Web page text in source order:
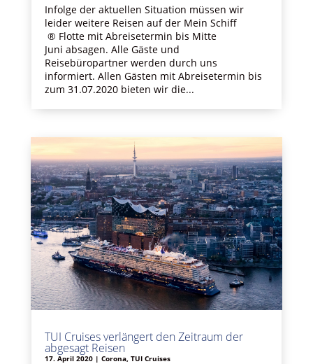
Infolge der aktuellen Situation müssen wir
leider weitere Reisen auf der Mein Schiff
® Flotte mit Abreisetermin bis Mitte
Juni absagen. Alle Gäste und
Reisebüropartner werden durch uns
informiert. Allen Gästen mit Abreisetermin bis
zum 31.07.2020 bieten wir die...
TUI Cruises verlängert den Zeitraum der
abgesagt Reisen
17. April 2020| Corona, TUI Cruises